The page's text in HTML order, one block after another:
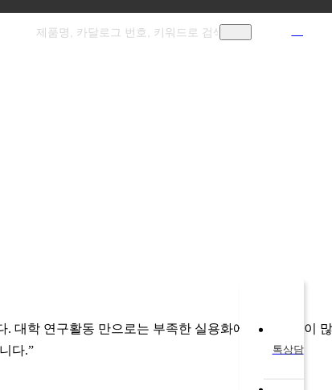
대학 연구활동 만으로는 부족한 실용화에 대한 관심이 많
다.”
톡상담